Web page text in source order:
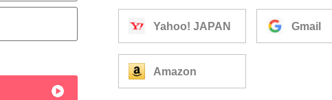
Yahoo! JAPAN Gmail
Amazon